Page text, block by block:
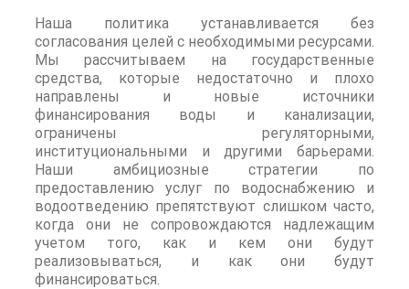
Наша политика устанавливается без
согласования целей с необходимыми ресурсами.
Мы рассчитываем на государственные
средства, которые недостаточно и плохо
направлены и новые источники
финансирования воды и канализации,
ограничены регуляторными,
институциональными и другими барьерами.
Наши амбициозные стратегии по
предоставлению услуг по водоснабжению и
водоотведению препятствуют слишком часто,
когда они не сопровождаются надлежащим
учетом того, как и кем они будут
реализовываться, и как они будут
финансироваться.